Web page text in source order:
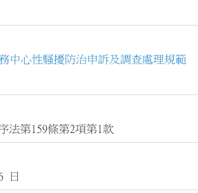
中心性騷擾防治申訴及調查處理規範
法第159條第2項第1款
日